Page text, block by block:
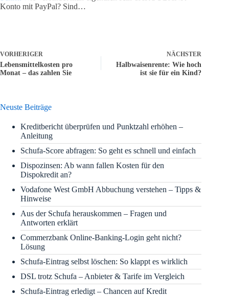
Konto mit PayPal? Sind…
VORHERIGER
Lebensmittelkosten pro
Monat – das zahlen Sie
NÄCHSTER
Halbwaisenrente: Wie hoch
ist sie für ein Kind?
Neuste Beiträge
Kreditbericht überprüfen und Punktzahl erhöhen –
Anleitung
Schufa-Score abfragen: So geht es schnell und einfach
Dispozinsen: Ab wann fallen Kosten für den
Dispokredit an?
Vodafone West GmbH Abbuchung verstehen – Tipps &
Hinweise
Aus der Schufa herauskommen – Fragen und
Antworten erklärt
Commerzbank Online-Banking-Login geht nicht?
Lösung
Schufa-Eintrag selbst löschen: So klappt es wirklich
DSL trotz Schufa – Anbieter & Tarife im Vergleich
Schufa-Eintrag erledigt – Chancen auf Kredit